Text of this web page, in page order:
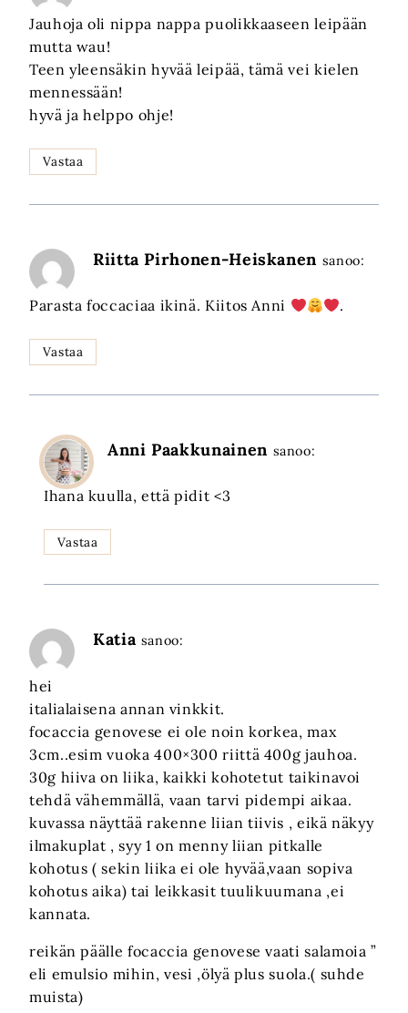
Jauhoja oli nippa nappa puolikkaaseen leipään
mutta wau!
Teen yleensäkin hyvää leipää, tämä vei kielen
mennessään!
hyvä ja helppo ohje!
Vastaa
Riitta Pirhonen-Heiskanen sanoo:
Parasta foccaciaa ikinä. Kiitos Anni .
Vastaa
Anni Paakkunainen sanoo:
Ihana kuulla, että pidit <3
Vastaa
Katia sanoo:
hei
italialaisena annan vinkkit.
focaccia genovese ei ole noin korkea, max
3cm..esim vuoka 400×300 riittä 400g jauhoa.
30g hiiva on liika, kaikki kohotetut taikinavoi
tehdä vähemmällä, vaan tarvi pidempi aikaa.
kuvassa näyttää rakenne liian tiivis , eikä näkyy
ilmakuplat , syy 1 on menny liian pitkalle
kohotus ( sekin liika ei ole hyvää,vaan sopiva
kohotus aika) tai leikkasit tuulikuumana ,ei
kannata.
reikän päälle focaccia genovese vaati salamoia ”
eli emulsio mihin, vesi ,ölyä plus suola.( suhde
muista)